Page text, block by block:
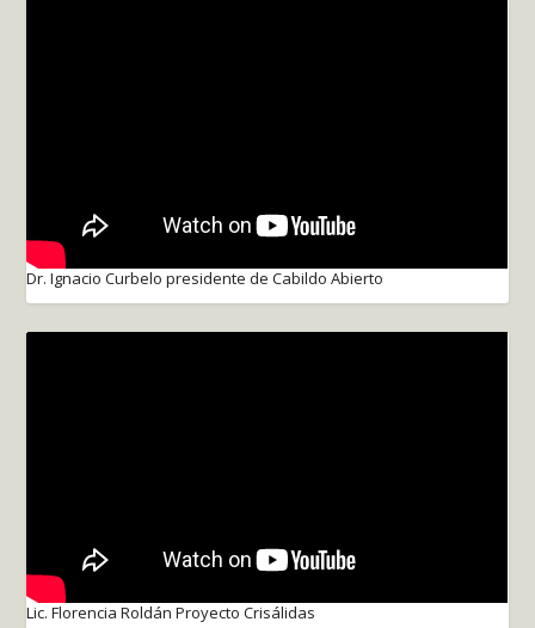
Dr. Ignacio Curbelo presidente de Cabildo Abierto
Lic. Florencia Roldán Proyecto Crisálidas